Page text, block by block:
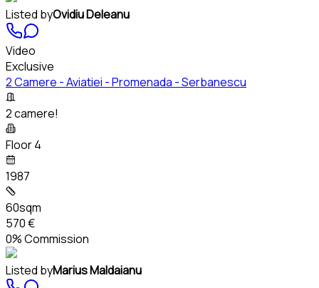
Listed byOvidiu Deleanu
Video
Exclusive
2 Camere - Aviatiei - Promenada - Serbanescu
2 camere!
Floor 4
1987
60sqm
570 €
0% Commission
Listed byMarius Maldaianu